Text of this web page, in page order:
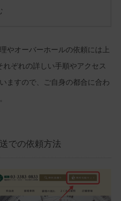
やオーバーホールの依頼には上
ぞれの詳しい手順やアクセス
ますので、ご自身の都合に合わ
での依頼方法